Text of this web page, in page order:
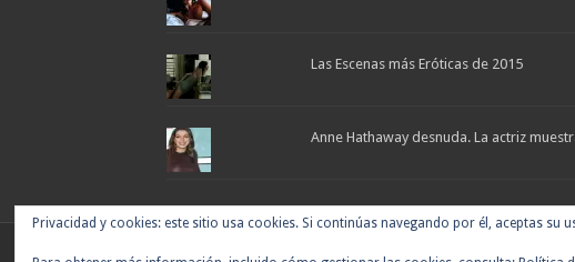
Las Escenas más Eróticas de 2015
Anne Hathaway desnuda. La actriz
Privacidad y cookies: este sitio usa cookies. Si continúas navegando por él, aceptas su